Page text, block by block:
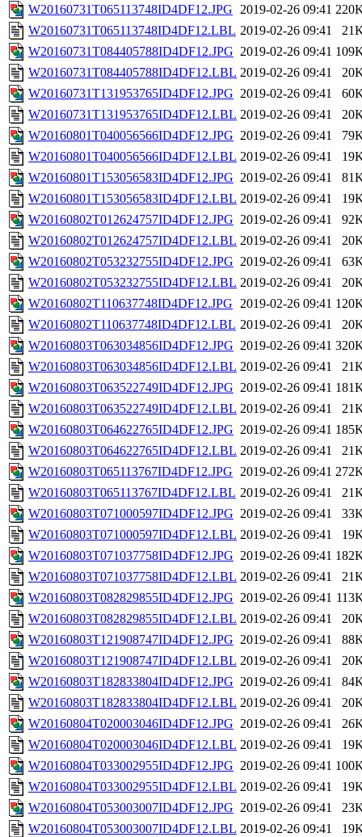
W20160731T065113748ID4DF12.JPG 2019-02-26 09:41
W20160731T065113748ID4DF12.LBL 2019-02-26 09:41
W20160731T084405788ID4DF12.JPG 2019-02-26 09:41
W20160731T084405788ID4DF12.LBL 2019-02-26 09:41
W20160731T131953765ID4DF12.JPG 2019-02-26 09:41
W20160731T131953765ID4DF12.LBL 2019-02-26 09:41
W20160801T040056566ID4DF12.JPG 2019-02-26 09:41
W20160801T040056566ID4DF12.LBL 2019-02-26 09:41
W20160801T153056583ID4DF12.JPG 2019-02-26 09:41
W20160801T153056583ID4DF12.LBL 2019-02-26 09:41
W20160802T012624757ID4DF12.JPG 2019-02-26 09:41
W20160802T012624757ID4DF12.LBL 2019-02-26 09:41
W20160802T053232755ID4DF12.JPG 2019-02-26 09:41
W20160802T053232755ID4DF12.LBL 2019-02-26 09:41
W20160802T110637748ID4DF12.JPG 2019-02-26 09:41
W20160802T110637748ID4DF12.LBL 2019-02-26 09:41
W20160803T063034856ID4DF12.JPG 2019-02-26 09:41
W20160803T063034856ID4DF12.LBL 2019-02-26 09:41
W20160803T063522749ID4DF12.JPG 2019-02-26 09:41
W20160803T063522749ID4DF12.LBL 2019-02-26 09:41
W20160803T064622765ID4DF12.JPG 2019-02-26 09:41
W20160803T064622765ID4DF12.LBL 2019-02-26 09:41
W20160803T065113767ID4DF12.JPG 2019-02-26 09:41
W20160803T065113767ID4DF12.LBL 2019-02-26 09:41
W20160803T071000597ID4DF12.JPG 2019-02-26 09:41
W20160803T071000597ID4DF12.LBL 2019-02-26 09:41
W20160803T071037758ID4DF12.JPG 2019-02-26 09:41
W20160803T071037758ID4DF12.LBL 2019-02-26 09:41
W20160803T082829855ID4DF12.JPG 2019-02-26 09:41
W20160803T082829855ID4DF12.LBL 2019-02-26 09:41
W20160803T121908747ID4DF12.JPG 2019-02-26 09:41
W20160803T121908747ID4DF12.LBL 2019-02-26 09:41
W20160803T182833804ID4DF12.JPG 2019-02-26 09:41
W20160803T182833804ID4DF12.LBL 2019-02-26 09:41
W20160804T020003046ID4DF12.JPG 2019-02-26 09:41
W20160804T020003046ID4DF12.LBL 2019-02-26 09:41
W20160804T033002955ID4DF12.JPG 2019-02-26 09:41
W20160804T033002955ID4DF12.LBL 2019-02-26 09:41
W20160804T053003007ID4DF12.JPG 2019-02-26 09:41
W20160804T053003007ID4DF12.LBL 2019-02-26 09:41